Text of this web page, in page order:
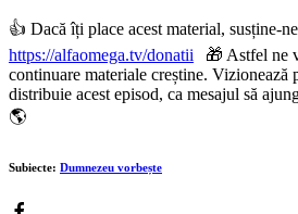
👍 Dacă îți place acest material, susține-
https://alfaomega.tv/donatii 🎁 Astfel ne
continuare materiale creștine. Vizionează
distribuie acest episod, ca mesajul să
🌎
Subiecte: Dumnezeu vorbește